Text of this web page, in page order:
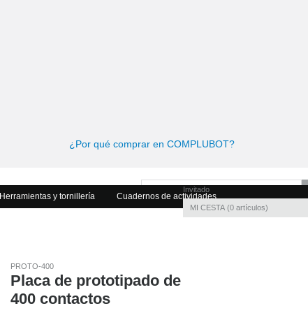
¿Por qué comprar en COMPLUBOT?
Invitado
MI CESTA 0 artículos
Herramientas y tornillería Cuadernos de actividades
PROTO-400
Placa de prototipado de
400 contactos